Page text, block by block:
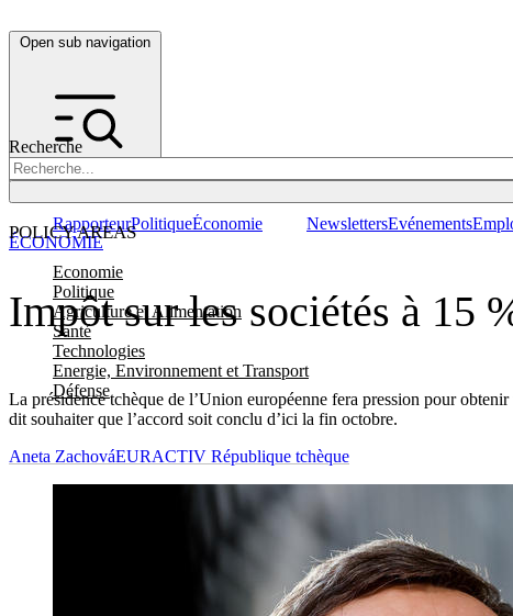
Open sub navigation
Recherche
POLICY AREAS
Economie
Politique
Agriculture et Alimentation
Santé
Technologies
Energie, Environnement et Transport
Défense
RapporteurPolitiqueÉconomie NewslettersEvénements
Impôt sur les sociétés à 15
La présidence tchèque de l’Union européenne fera pression pour
dit souhaiter que l’accord soit conclu d’ici la fin octobre.
ÉCONOMIE
Aneta ZachováEURACTIV République tchèque